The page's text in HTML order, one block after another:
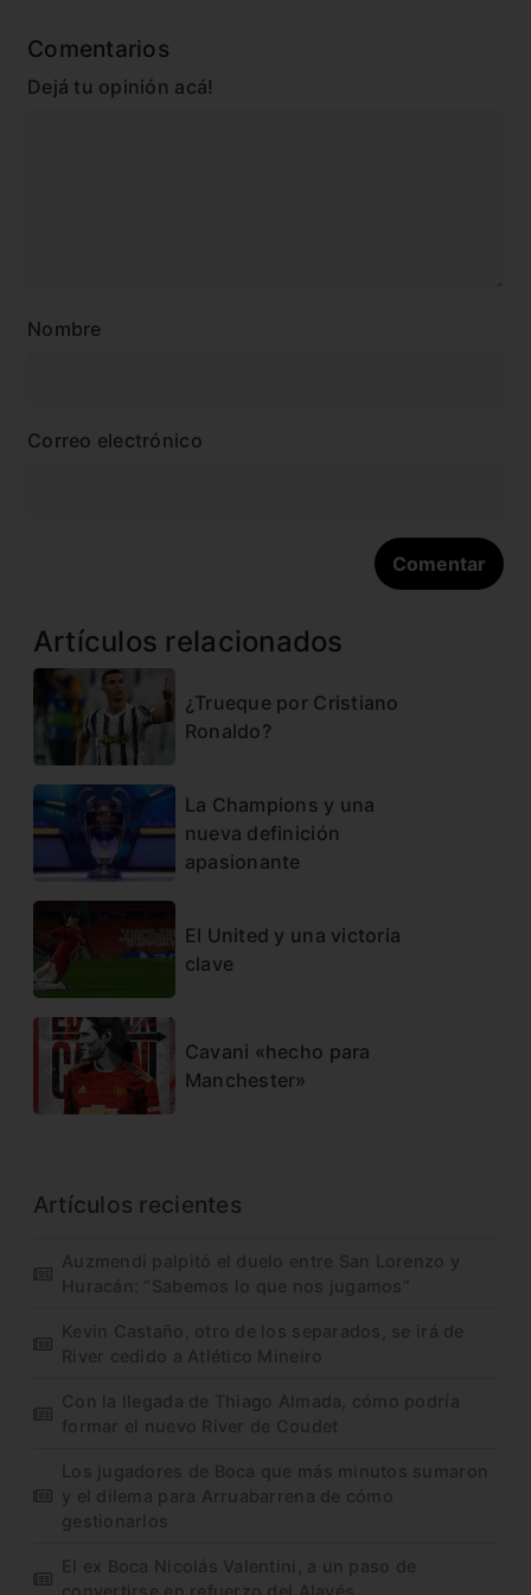
Comentarios
Dejá tu opinión acá!
Nombre
Correo electrónico
Artículos relacionados
¿Trueque por Cristiano
Ronaldo?
La Champions y una
nueva definición
apasionante
El United y una victoria
clave
Cavani «hecho para
Manchester»
Artículos recientes
Auzmendi palpitó el duelo entre San Lorenzo y
Huracán: “Sabemos lo que nos jugamos”
Kevin Castaño, otro de los separados, se irá de
River cedido a Atlético Mineiro
Con la llegada de Thiago Almada, cómo podría
formar el nuevo River de Coudet
Los jugadores de Boca que más minutos sumaron
y el dilema para Arruabarrena de cómo
gestionarlos
El ex Boca Nicolás Valentini, a un paso de